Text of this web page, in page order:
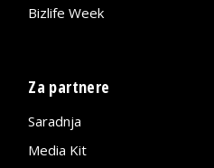
Bizlife Week
Za partnere
Saradnja
Media Kit